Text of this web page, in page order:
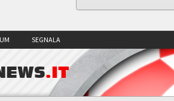
SEGNALA
.IT